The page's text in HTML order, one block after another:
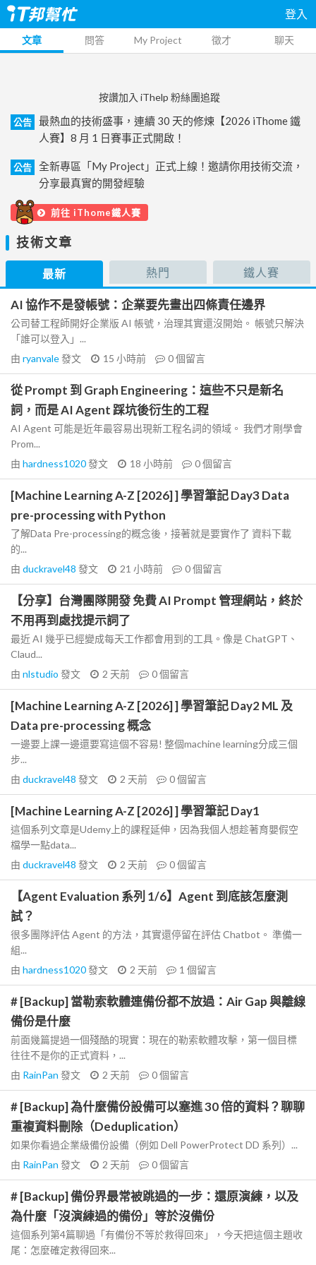
登入
文章 問答 My Project 徵才 聊天
按讚加入 iThelp 粉絲團追蹤
公告
最熱血的技術盛事，連續 30 天的修煉【2026 iThome 鐵
人賽】8 月 1 日賽事正式開啟！
公告
全新專區「My Project」正式上線！邀請你用技術交流，
分享最真實的開發經驗
前往 iThome鐵人賽
技術文章
最新 熱門 鐵人賽
AI 協作不是發帳號：企業要先畫出四條責任邊界
公司替工程師開好企業版 AI 帳號，治理其實還沒開始。 帳號只解決
「誰可以登入」...
由 ryanvale發文 15 小時前 0個留言
從 Prompt 到 Graph Engineering：這些不只是新名
詞，而是 AI Agent 踩坑後衍生的工程
AI Agent 可能是近年最容易出現新工程名詞的領域。 我們才剛學會
Prom...
由 hardness1020發文 18 小時前 0個留言
[Machine Learning A-Z [2026] ] 學習筆記 Day3 Data
pre-processing with Python
了解Data Pre-processing的概念後，接著就是要實作了 資料下載
的...
由 duckravel48 發文 21 小時前 0個留言
【分享】台灣團隊開發 免費 AI Prompt 管理網站，終於
不用再到處找提示詞了
最近 AI 幾乎已經變成每天工作都會用到的工具。像是 ChatGPT、
Claud...
由 nlstudio 發文 2 天前 0個留言
[Machine Learning A-Z [2026] ] 學習筆記 Day2 ML 及
Data pre-processing 概念
一邊要上課一邊還要寫這個不容易! 整個machine learning分成三個
步...
由 duckravel48 發文 2 天前 0個留言
[Machine Learning A-Z [2026] ] 學習筆記 Day1
這個系列文章是Udemy上的課程延伸，因為我個人想趁著育嬰假空
檔學一點data...
由 duckravel48 發文 2 天前 0個留言
【Agent Evaluation 系列 1/6】Agent 到底該怎麼測
試？
很多團隊評估 Agent 的方法，其實還停留在評估 Chatbot。 準備一
組...
由 hardness1020發文 2 天前 1 個留言
# [Backup] 當勒索軟體連備份都不放過：Air Gap 與離線
備份是什麼
前面幾篇提過一個殘酷的現實：現在的勒索軟體攻擊，第一個目標
往往不是你的正式資料，...
由 RainPan 發文 2 天前 0個留言
# [Backup] 為什麼備份設備可以塞進 30 倍的資料？聊聊
重複資料刪除（Deduplication）
如果你看過企業級備份設備（例如 Dell PowerProtect DD 系列）...
由 RainPan 發文 2 天前 0個留言
# [Backup] 備份界最常被跳過的一步：還原演練，以及
為什麼「沒演練過的備份」等於沒備份
這個系列第4篇聊過「有備份不等於救得回來」，今天把這個主題收
尾：怎麼確定救得回來...